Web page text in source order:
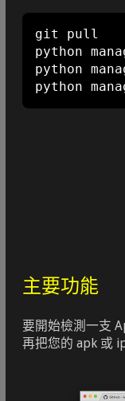
git pull
python
python
python
主要功能
要開始檢測一支
再把您的 apk 或